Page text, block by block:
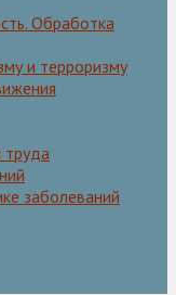
Обработка
и терроризму
труда
заболеваний